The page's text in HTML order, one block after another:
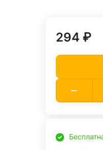
294 ₽